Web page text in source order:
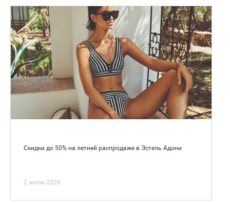
Скидки до 50% на летней распродаже в Эстель Адони
2 июля 2026